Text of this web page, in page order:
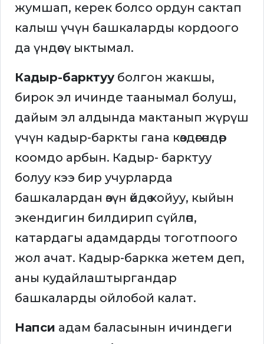
жумшап, керек болсо ордун сактап
калыш үчүн башкаларды кордоого
да үндөөсү ыктымал.
Кадыр-барктуу болгон жакшы,
бирок эл ичинде таанымал болуш,
дайым эл алдында мактанып жүрүш
үчүн кадыр-баркты гана көздөгөндөр
коомдо арбын. Кадыр- барктуу
болуу кээ бир учурларда
башкалардан өзүн өйдө койуу, кыйын
экендигин билдирип сүйлөп,
катардагы адамдарды тоготпоого
жол ачат. Кадыр-баркка жетем деп,
аны кудайлаштыргандар
башкаларды ойлобой калат.
Напси адам баласынын ичиндеги